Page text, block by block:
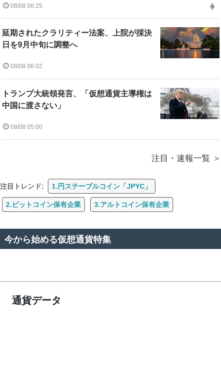
08/08 06:25
延期されたクラリティー法案、上院が採決
日を9月中旬に調整へ
08/08 06:02
トランプ大統領発言、「仮想通貨主導権は
中国に渡さない」
08/08 05:00
注目・速報一覧
注目トレンド: 1.円ステーブルコイン「JPYC」
2.ビットコイン保有企業 3.アルトコイン保有企業
今から始める仮想通貨特集
通貨データ